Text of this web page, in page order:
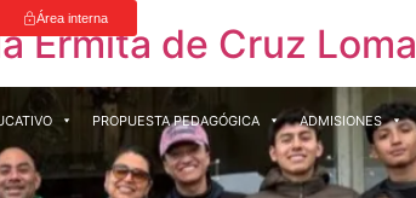
Área interna
PROPUESTA PEDAGÓGICA ADMISIONES
Ermita de Cruz Loma